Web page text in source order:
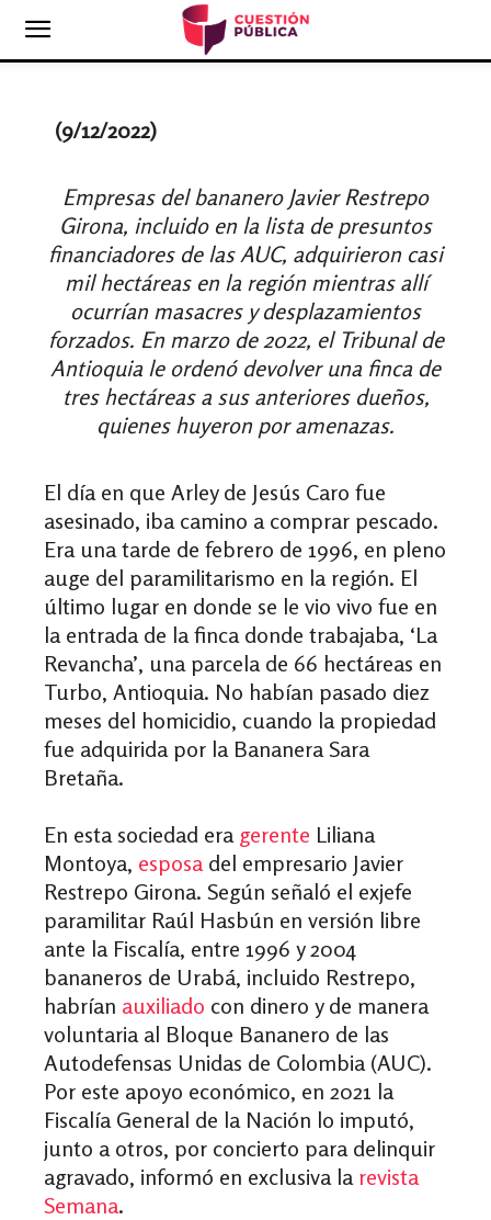
(9/12/2022)
Empresas del bananero Javier Restrepo
Girona, incluido en la lista de presuntos
financiadores de las AUC, adquirieron casi
mil hectáreas en la región mientras allí
ocurrían masacres y desplazamientos
forzados. En marzo de 2022, el Tribunal de
Antioquia le ordenó devolver una finca de
tres hectáreas a sus anteriores dueños,
quienes huyeron por amenazas.
El día en que Arley de Jesús Caro fue
asesinado, iba camino a comprar pescado.
Era una tarde de febrero de 1996, en pleno
auge del paramilitarismo en la región. El
último lugar en donde se le vio vivo fue en
la entrada de la finca donde trabajaba, ‘La
Revancha’, una parcela de 66 hectáreas en
Turbo, Antioquia. No habían pasado diez
meses del homicidio, cuando la propiedad
fue adquirida por la Bananera Sara
Bretaña.
En esta sociedad era gerente Liliana
Montoya, esposadel empresario Javier
Restrepo Girona. Según señaló el exjefe
paramilitar Raúl Hasbún en versión libre
ante la Fiscalía, entre 1996 y 2004
bananeros de Urabá, incluido Restrepo,
habrían auxiliado con dinero y de manera
voluntaria al Bloque Bananero de las
Autodefensas Unidas de Colombia (AUC).
Por este apoyo económico, en 2021 la
Fiscalía General de la Nación lo imputó,
junto a otros, por concierto para delinquir
agravado, informó en exclusiva la revista
Semana.